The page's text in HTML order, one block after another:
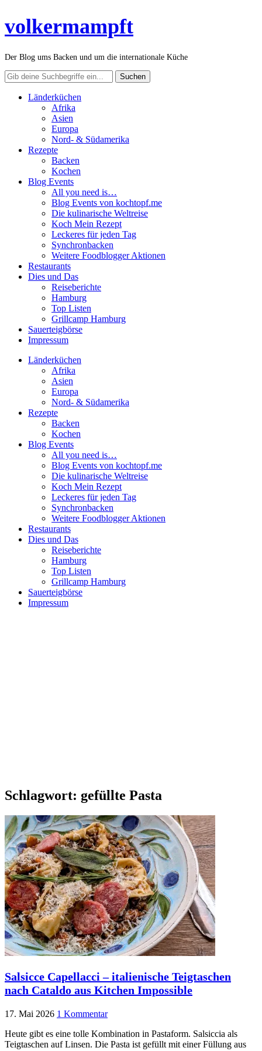
volkermampft
Der Blog ums Backen und um die internationale Küche
Länderküchen
Afrika
Asien
Europa
Nord- & Südamerika
Rezepte
Backen
Kochen
Blog Events
All you need is…
Blog Events von kochtopf.me
Die kulinarische Weltreise
Koch Mein Rezept
Leckeres für jeden Tag
Synchronbacken
Weitere Foodblogger Aktionen
Restaurants
Dies und Das
Reiseberichte
Hamburg
Top Listen
Grillcamp Hamburg
Sauerteigbörse
Impressum
Länderküchen
Afrika
Asien
Europa
Nord- & Südamerika
Rezepte
Backen
Kochen
Blog Events
All you need is…
Blog Events von kochtopf.me
Die kulinarische Weltreise
Koch Mein Rezept
Leckeres für jeden Tag
Synchronbacken
Weitere Foodblogger Aktionen
Restaurants
Dies und Das
Reiseberichte
Hamburg
Top Listen
Grillcamp Hamburg
Sauerteigbörse
Impressum
Schlagwort: gefüllte Pasta
Salsicce Capellacci – italienische Teigtaschen
nach Cataldo aus Kitchen Impossible
17. Mai 2026 1 Kommentar
Heute gibt es eine tolle Kombination in Pastaform. Salsiccia als
Teigtaschen auf Linsen. Die Pasta ist gefüllt mit einer Füllung aus